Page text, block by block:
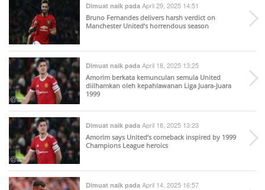
Dimuat naik pada April 29, 2025 14:51
Bruno Fernandes delivers harsh verdict on
Manchester United’s horrendous season
Dimuat naik pada April 18, 2025 13:25
Amorim berkata kemunculan semula United
diilhamkan oleh kepahlawanan Liga Juara-Juara
1999
Dimuat naik pada April 18, 2025 13:23
Amorim says United’s comeback inspired by 1999
Champions League heroics
Dimuat naik pada April 14, 2025 16:57